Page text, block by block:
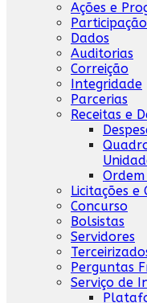
Ações e
Dados
Auditorias
Correição
Integridade
Parcerias
Receitas e
Licitações e
Concurso
Bolsistas
Servidores
Perguntas
Serviço de